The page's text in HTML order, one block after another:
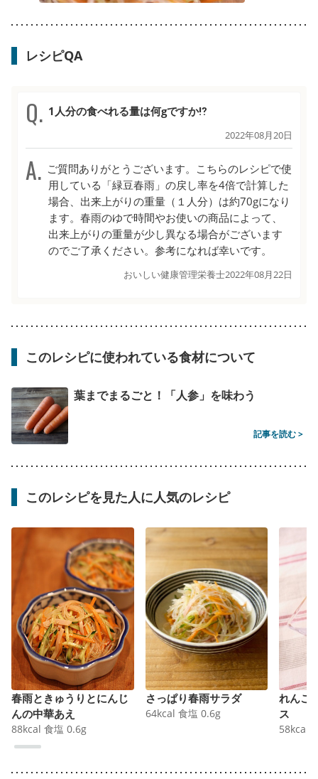
レシピQA
1人分の食べれる量は何gですか⁉️
2022年08月20日
ご質問ありがとうございます。こちらのレシピで使
用している「緑豆春雨」の戻し率を4倍で計算した
場合、出来上がりの重量（１人分）は約70gになり
ます。春雨のゆで時間やお使いの商品によって、
出来上がりの重量が少し異なる場合がございます
のでご了承ください。参考になれば幸いです。
おいしい健康管理栄養士2022年08月22日
このレシピに使われている食材について
葉までまるごと！「人参」を味わう
記事を読む >
このレシピを見た人に人気のレシピ
春雨ときゅうりとにんじ
んの中華あえ
88kcal 食塩 0.6g
さっぱり春雨サラダ
64kcal 食塩 0.6g
れんこ
ス
58kcal